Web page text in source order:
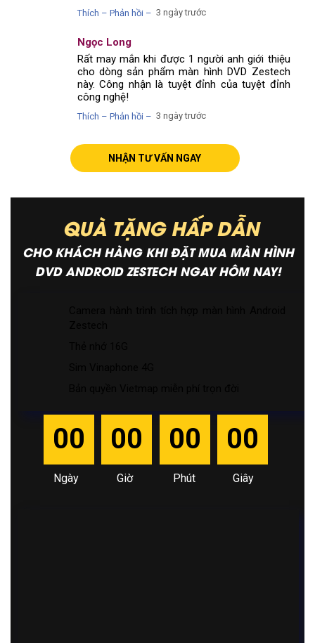
Thích – Phản hồi – 3 ngày trước
Rất may mắn khi được 1 người anh giới thiệu
cho dòng sản phẩm màn hình DVD Zestech
này. Công nhận là tuyệt đỉnh của tuyệt đỉnh
công nghệ!
Ngọc Long
Thích – Phản hồi – 3 ngày trước
NHẬN TƯ VẤN NGAY
QUÀ TẶNG HẤP DẪN
CHO KHÁCH HÀNG KHI ĐẶT MUA MÀN HÌNH
DVD ANDROID ZESTECH NGAY HÔM NAY!
00 00 00 00
Ngày Giờ Phút Giây